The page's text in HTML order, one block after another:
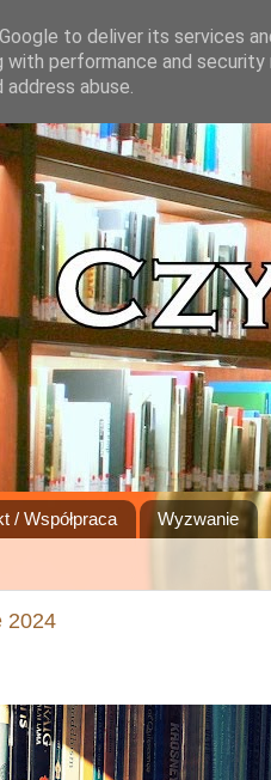
/ Współpraca Wyzwanie
2024
to deliver its services
with performance and
abuse.